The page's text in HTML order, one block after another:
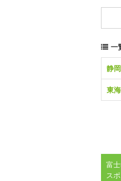
一
静
東海
富
ス